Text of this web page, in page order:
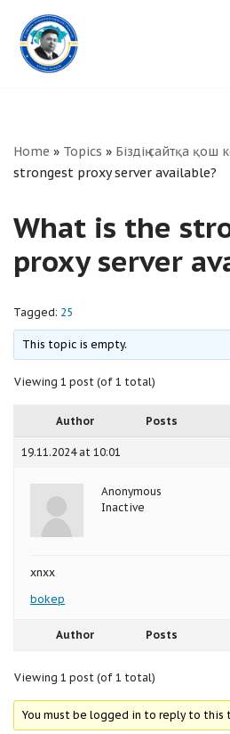
Skip
to
Home » Topics » Біздің сайтқа қош
strongest proxy server available?
What is the
proxy server
Tagged: 25
This topic is empty.
Viewing 1 post (of 1 total)
Author Posts
19.11.2024 at 10:01
Anonymous
Inactive
xnxx
bokep
Author Posts
Viewing 1 post (of 1 total)
You must be logged in to reply to this